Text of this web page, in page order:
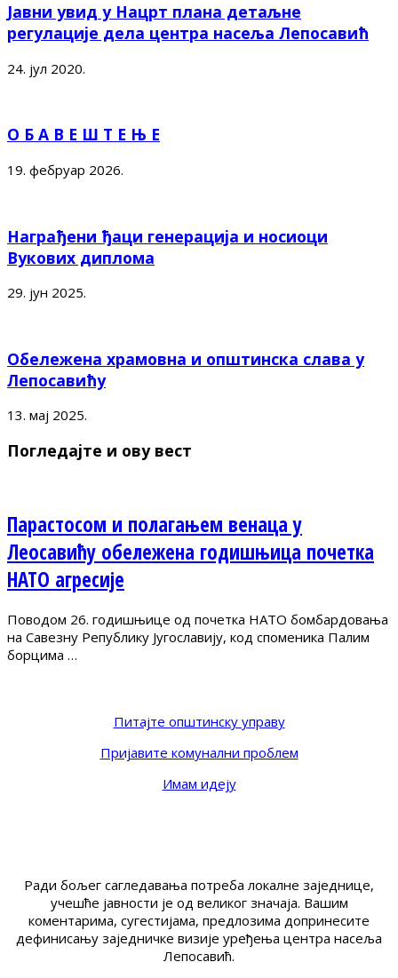
Јавни увид у Нацрт плана детаљне
регулације дела центра насеља Лепосавић
24. јул 2020.
О Б А В Е Ш Т Е Њ Е
19. фебруар 2026.
Награђени ђаци генерација и носиоци
Вукових диплома
29. јун 2025.
Обележена храмовна и општинска слава у
Лепосавићу
13. мај 2025.
Погледајте и ову вест
Парастосом и полагањем венаца у
Леосавићу обележена годишњица почетка
НАТО агресије
Поводом 26. годишњице од почетка НАТО бомбардовања
на Савезну Републику Југославију, код споменика Палим
борцима …
Питајте општинску управу
Пријавите комунални проблем
Имам идеју
Ради бољег сагледавања потреба локалне заједнице,
учешће јавности је од великог значаја. Вашим
коментарима, сугестијама, предлозима допринесите
дефинисању заједничке визије уређења центра насеља
Лепосавић.